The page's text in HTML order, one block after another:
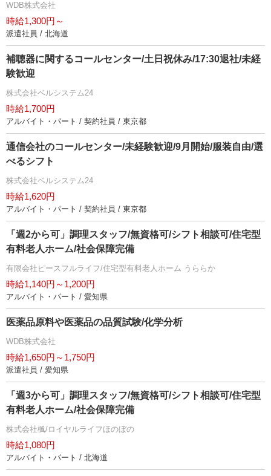
WDB株式会社
時給1,300円～
派遣社員 / 北海道
補聴器に関するコールセンター/土日祝休み/17:30退社/未経
験歓迎
株式会社ベルシステム24
時給1,700円
アルバイト・パート / 契約社員 / 東京都
通信会社のコールセンター/未経験歓迎/9月開始/服装自由/選
べるシフト
株式会社ベルシステム24
時給1,620円
アルバイト・パート / 契約社員 / 東京都
「週2から可」調理スタッフ/無資格可/シフト相談可/住宅型
有料老人ホーム/社会保障完備
有限会社ピースフルライフ/住宅型有料老人ホーム うららか
時給1,140円～1,200円
アルバイト・パート / 愛知県
医薬品原料や医薬品の品質試験/化学分析
WDB株式会社
時給1,650円～1,750円
派遣社員 / 愛知県
「週3から可」調理スタッフ/無資格可/シフト相談可/住宅型
有料老人ホーム/社会保障完備
株式会社楓/ロイヤルライフほのぼの
時給1,080円
アルバイト・パート / 北海道